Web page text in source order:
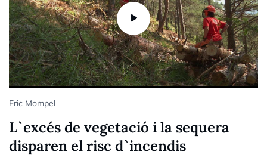
Eric Mompel
L`excés de vegetació i la sequera
disparen el risc d`incendis